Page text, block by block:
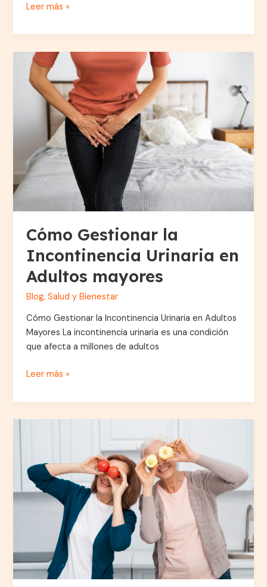
Leer más »
Cómo Gestionar la
Incontinencia Urinaria en
Adultos mayores
Blog,Salud y Bienestar
Cómo Gestionar la Incontinencia Urinaria en Adultos
Mayores La incontinencia urinaria es una condición
que afecta a millones de adultos
Cómo
Gestionar
la
Incontinencia
Urinaria
Adultos
mayores
Leer más »
la
Vejez:
Guía
Completa
Mejor
Nutrición